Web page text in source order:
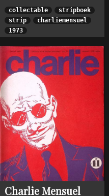
collectable
stripboek
strip
charliemensuel
1973
Charlie Mensuel